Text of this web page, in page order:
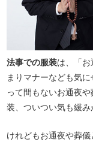
法事での服装は、「
まりマナーなども気
って間もないお通夜や
装、ついつい気も緩み
けれどもお通夜や葬